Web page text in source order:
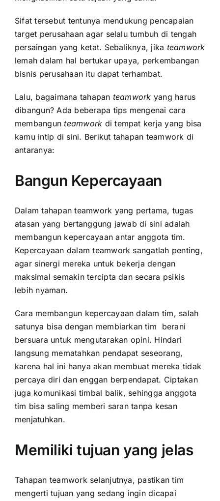
Sifat tersebut tentunya mendukung pencapaian
target perusahaan agar selalu tumbuh di tengah
persaingan yang ketat. Sebaliknya, jika teamwork
lemah dalam hal bertukar upaya, perkembangan
bisnis perusahaan itu dapat terhambat.
Lalu, bagaimana tahapan teamwork yang harus
dibangun? Ada beberapa tips mengenai cara
membangunteamwork di tempat kerja yang bisa
kamu intip di sini. Berikut tahapan teamwork di
antaranya:
Bangun Kepercayaan
Dalam tahapan teamwork yang pertama, tugas
atasan yang bertanggung jawab di sini adalah
membangun kepercayaan antar anggota tim.
Kepercayaan dalam teamwork sangatlah penting,
agar sinergi mereka untuk bekerja dengan
maksimal semakin tercipta dan secara psikis
lebih nyaman.
Cara membangun kepercayaan dalam tim, salah
satunya bisa dengan membiarkan tim berani
bersuara untuk mengutarakan opini. Hindari
langsung mematahkan pendapat seseorang,
karena hal ini hanya akan membuat mereka tidak
percaya diri dan enggan berpendapat. Ciptakan
juga komunikasi timbal balik, sehingga anggota
tim bisa saling memberi saran tanpa kesan
menjatuhkan.
Memiliki tujuan yang jelas
Tahapan teamwork selanjutnya, pastikan tim
mengerti tujuan yang sedang ingin dicapai